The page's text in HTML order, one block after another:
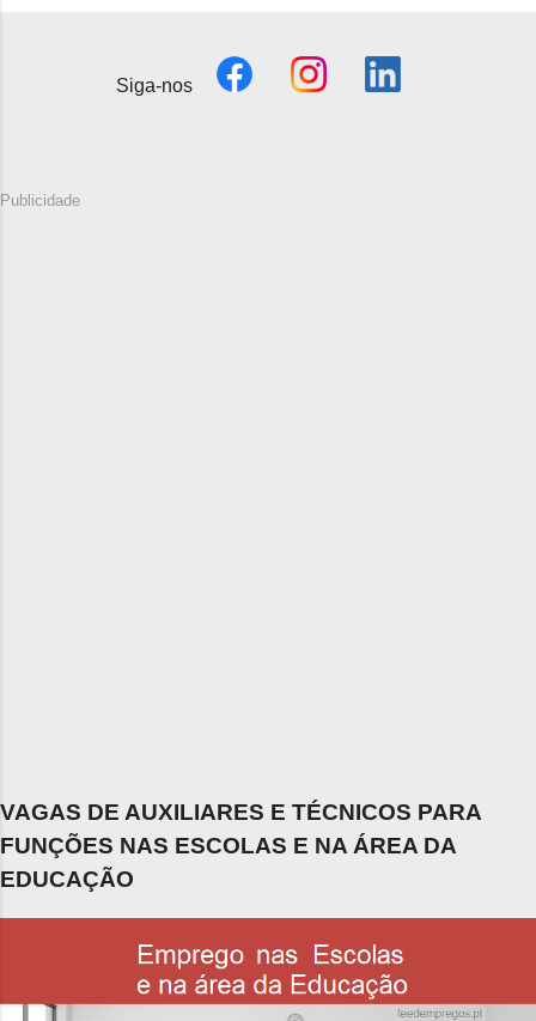
Siga-nos
Publicidade
VAGAS DE AUXILIARES E TÉCNICOS PARA
FUNÇÕES NAS ESCOLAS E NA ÁREA DA
EDUCAÇÃO